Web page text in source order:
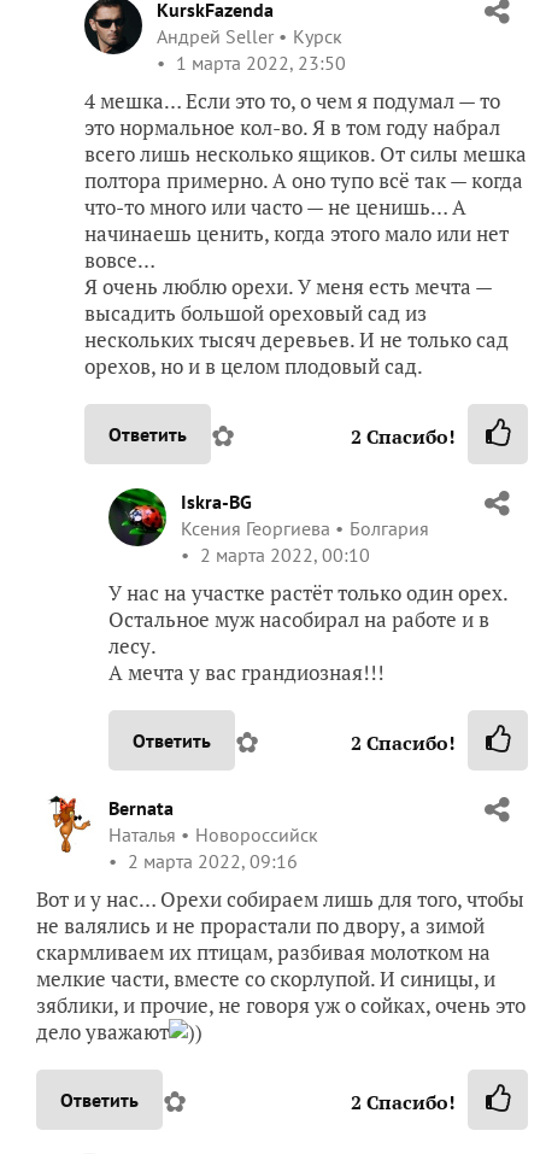
KurskFazenda
Андрей Seller
Курск
1 марта 2022, 23:50
4 мешка… Если это то, о чем я подумал — то
это нормальное кол-во. Я в том году набрал
всего лишь несколько ящиков. От силы мешка
полтора примерно. А оно тупо всё так — когда
что-то много или часто — не ценишь… А
начинаешь ценить, когда этого мало или нет
вовсе…
Я очень люблю орехи. У меня есть мечта —
высадить большой ореховый сад из
нескольких тысяч деревьев. И не только сад
орехов, но и в целом плодовый сад.
Ответить ✿ 2 Спасибо!
Iskra-BG
Ксения Георгиева
Болгария
2 марта 2022, 00:10
У нас на участке растёт только один орех.
Остальное муж насобирал на работе и в
лесу.
А мечта у вас грандиозная!!!
Ответить ✿ 2 Спасибо!
Bernata
Наталья
Новороссийск
2 марта 2022, 09:16
Вот и у нас… Орехи собираем лишь для того, чтобы
не валялись и не прорастали по двору, а зимой
скармливаем их птицам, разбивая молотком на
мелкие части, вместе со скорлупой. И синицы, и
зяблики, и прочие, не говоря уж о сойках, очень это
дело уважают
))
Ответить ✿ 2 Спасибо!